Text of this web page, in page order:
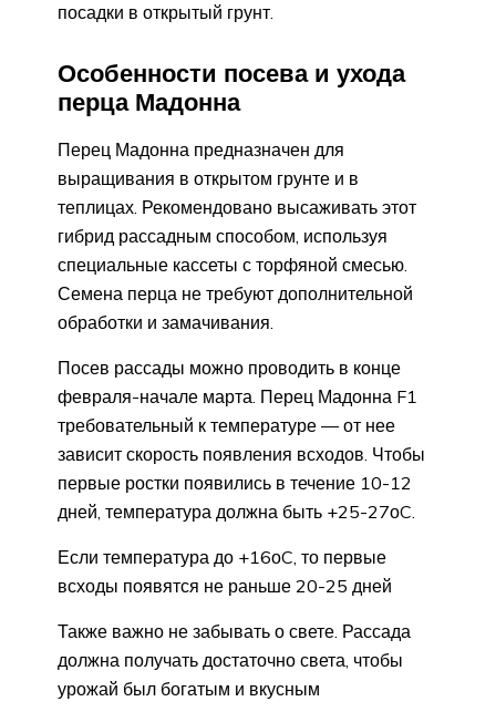
посадки в открытый грунт.
Особенности посева и ухода
перца Мадонна
Перец Мадонна предназначен для
выращивания в открытом грунте и в
теплицах. Рекомендовано высаживать этот
гибрид рассадным способом, используя
специальные кассеты с торфяной смесью.
Семена перца не требуют дополнительной
обработки и замачивания.
Посев рассады можно проводить в конце
февраля-начале марта. Перец Мадонна F1
требовательный к температуре — от нее
зависит скорость появления всходов. Чтобы
первые ростки появились в течение 10-12
дней, температура должна быть +25-27оC.
Если температура до +16оC, то первые
всходы появятся не раньше 20-25 дней
Также важно не забывать о свете. Рассада
должна получать достаточно света, чтобы
урожай был богатым и вкусным